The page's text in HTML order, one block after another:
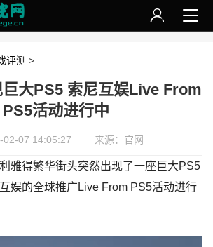
评测 >
大PS5 索尼互娱Live From
PS5活动进行中
02-07 14:05:27 来源：官网
雅得繁华街头突然出现了一座巨大PS5
娱的全球推广Live From PS5活动进行